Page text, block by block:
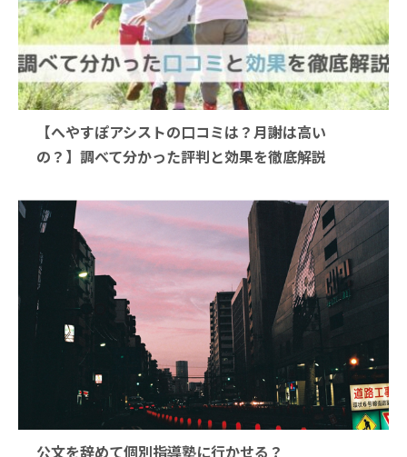
【へやすぽアシストの口コミは？月謝は高い
の？】調べて分かった評判と効果を徹底解説
公文を辞めて個別指導塾に行かせる？